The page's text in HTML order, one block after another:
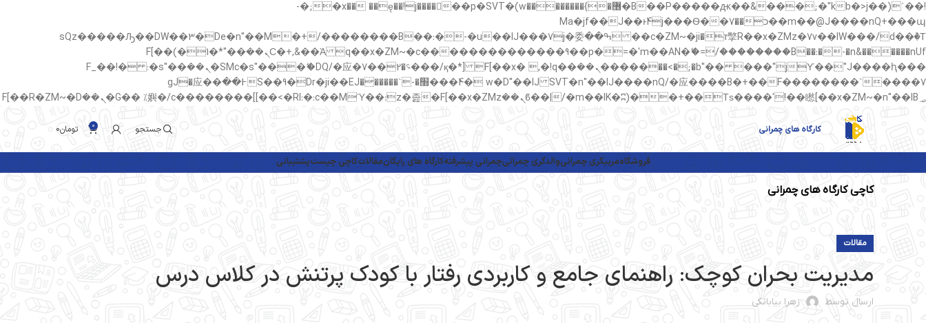
b�>j��)΄��!P�����ԫ��&���;�"k��B�޶�}��������p�SVT�(w��ę��!j������ ��x�;�-
m��@J����nQ+���պ��כ��7�Ma�jf��J��ͱ4j���Ѳ�
撆R��x�ZMz�7v��IW���/d��ٞ�Тז�c�ZM~�ji�� ߒ��sQz�����Ԡ��DW��3�De�n"��M�+/��������B��:�-�u��IJ���7j�委
���9��p�=�'m��AN�ޭ�=/��������B��:�-�n&������nUf���������q��x�ZM~�
c�� Ϲ�+,&��Ὰܢ��F[��(�1�*"��
ϒ��"J����ԧ�����<�;�b"�� ���"j�����ܢ��F[��x� ,�!q�� қ�*]/���؝�2��7�SMc�s"���ޭ�DQ/�应�ܢ��F_��!� :�s"��
����7`��������F��+�SVT�n"��IJ����nQ/�应����B ��4� w�D"��IJ�׭�-`������S��9�Dr�ji��EJ߅��gJ�应��
矁[��x�ZM~�n"��IB؃��!'����Тѕ��+��(m��IK�ʭ�/|��ϐܢ��F[��x�ZMz�G�� %嬩�/c��������[[��<�RI:�:c��MΎ��:z�졾�ܢ��F[��R�ZM~�D
کارگاه های چمرانی جستجو 0 تومان0
فروشگاهمربیگری چمرانیوالدگری چمرانیچمرانی پیشرفتهکارگاه های رایگانمقالاتکاچی چیستپشتیبانی
کاچی کارگاه های چمرانی
مقالات
مدیریت بحران کوچک: راهنمای جامع و کاربردی رفتار با کودک پرتنش در کلاس درس
ارسال توسط زهرا بیابانکی